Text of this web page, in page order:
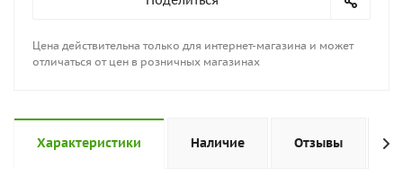
Цена действительна только для интернет-магазина и может
отличаться от цен в розничных магазинах
Характеристики Наличие Отзывы